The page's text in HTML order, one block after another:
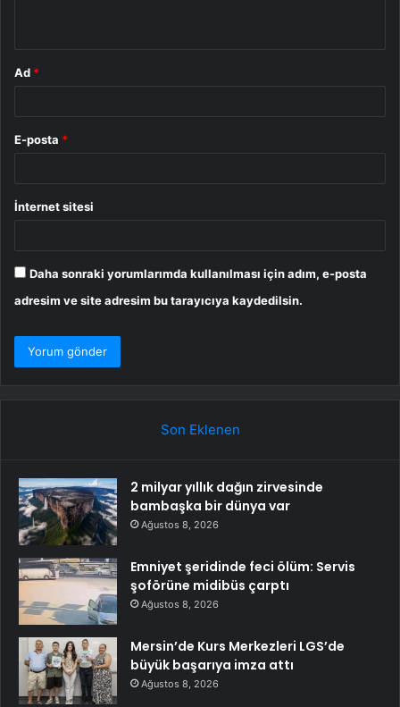
Ad *
E-posta *
İnternet sitesi
Daha sonraki yorumlarımda kullanılması için adım, e-posta
adresim ve site adresim bu tarayıcıya kaydedilsin.
Son Eklenen
2 milyar yıllık dağın zirvesinde
bambaşka bir dünya var
Ağustos 8, 2026
Emniyet şeridinde feci ölüm: Servis
şoförüne midibüs çarptı
Ağustos 8, 2026
Mersin’de Kurs Merkezleri LGS’de
büyük başarıya imza attı
Ağustos 8, 2026